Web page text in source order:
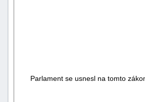
Parlament se usnesl na tomto